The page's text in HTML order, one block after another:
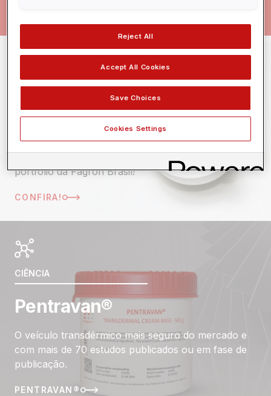
PRODUTOS
Todos os produtos!
Conheça todos produtos
que estão disponíveis no
portfólio da Fagron Brasil!
CONFIRA!
CIÊNCIA
Pentravan®
O veículo transdérmico mais seguro do mercado e
com mais de 70 estudos publicados ou em fase de
publicação.
PENTRAVAN®
Reject All
Accept All Cookies
Save Choices
Cookies Settings